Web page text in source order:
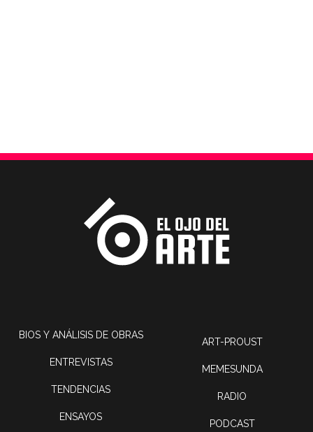
BIOS Y ANÁLISIS DE OBRAS
ENTREVISTAS
TENDENCIAS
ENSAYOS
ART-PROUST
MEMESUNDA
RADIO
PODCAST